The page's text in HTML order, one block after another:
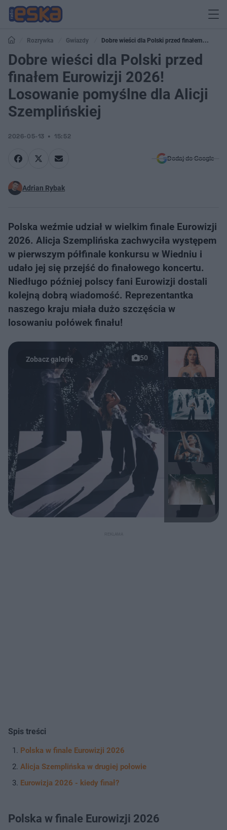
Rozrywka Gwiazdy
Dobre wieści dla Polski przed finałem
Eurowizji 2026! Losowanie pomyślne dla Alicji Szemplińskiej
Dobre wieści dla Polski przed
finałem Eurowizji 2026!
Losowanie pomyślne dla Alicji
Szemplińskiej
2026-05-13 15:52
Dodaj do Google
Adrian Rybak
Polska weźmie udział w wielkim finale Eurowizji
2026. Alicja Szemplińska zachwyciła występem
w pierwszym półfinale konkursu w Wiedniu i
udało jej się przejść do finałowego koncertu.
Niedługo później polscy fani Eurowizji dostali
kolejną dobrą wiadomość. Reprezentantka
naszego kraju miała dużo szczęścia w
losowaniu połówek finału!
50
Spis treści
Polska w finale Eurowizji 2026
Alicja Szemplińska w drugiej połowie
Eurowizja 2026 - kiedy finał?
Polska w finale Eurowizji 2026